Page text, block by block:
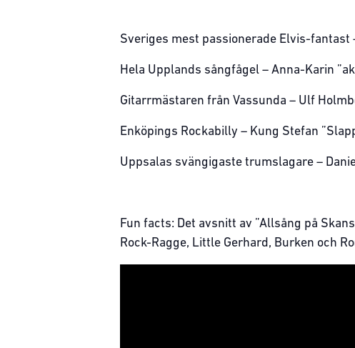
Sveriges mest passionerade Elvis-fantast
Hela Upplands sångfågel – Anna-Karin
Gitarrmästaren från Vassunda – Ulf
Enköpings Rockabilly – Kung Stefan
Uppsalas svängigaste trumslagare –
Fun facts: Det avsnitt av ”Allsång på
Rock-Ragge, Little Gerhard, Burken och